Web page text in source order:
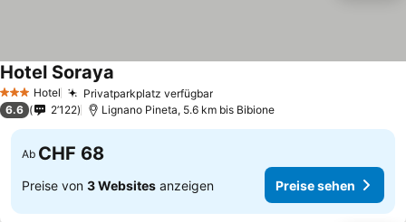
3 SterneHotel Privatparkplatz verfügbar
Hotel Soraya
6.6 2’122 Lignano Pineta, 5.6 km bis Bibione
Ab CHF 68
Preise von 3 Websites anzeigen Preise sehen